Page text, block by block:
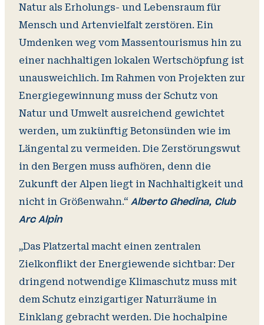
Natur als Erholungs- und Lebensraum für
Mensch und Artenvielfalt zerstören. Ein
Umdenken weg vom Massentourismus hin zu
einer nachhaltigen lokalen Wertschöpfung ist
unausweichlich. Im Rahmen von Projekten zur
Energiegewinnung muss der Schutz von
Natur und Umwelt ausreichend gewichtet
werden, um zukünftig Betonsünden wie im
Längental zu vermeiden. Die Zerstörungswut
in den Bergen muss aufhören, denn die
Zukunft der Alpen liegt in Nachhaltigkeit und
nicht in Größenwahn.“ Alberto Ghedina, Club
Arc Alpin
„Das Platzertal macht einen zentralen
Zielkonflikt der Energiewende sichtbar: Der
dringend notwendige Klimaschutz muss mit
dem Schutz einzigartiger Naturräume in
Einklang gebracht werden. Die hochalpine